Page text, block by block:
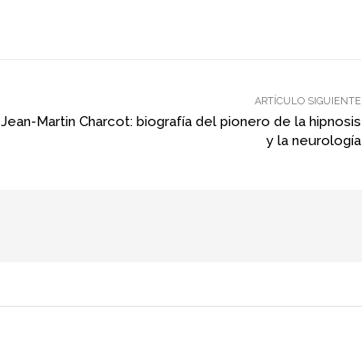
ARTÍCULO SIGUIENTE
Jean-Martin Charcot: biografía del pionero de la hipnosis
y la neurología